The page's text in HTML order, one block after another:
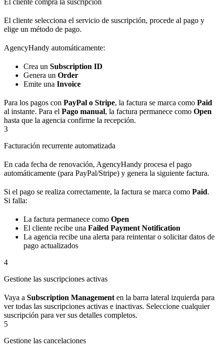
El cliente compra la suscripción
El cliente selecciona el servicio de suscripción, procede al pago y
elige un método de pago.
AgencyHandy automáticamente:
Crea un Subscription ID
Genera un Order
Emite una Invoice
Para los pagos con PayPal o Stripe, la factura se marca como Paid
al instante. Para el Pago manual, la factura permanece como Open
hasta que la agencia confirme la recepción.
3
Facturación recurrente automatizada
En cada fecha de renovación, AgencyHandy procesa el pago
automáticamente (para PayPal/Stripe) y genera la siguiente factura.
Si el pago se realiza correctamente, la factura se marca como Paid.
Si falla:
La factura permanece como Open
El cliente recibe una Failed Payment Notification
La agencia recibe una alerta para reintentar o solicitar datos de
pago actualizados
4
Gestione las suscripciones activas
Vaya a Subscription Management en la barra lateral izquierda para
ver todas las suscripciones activas e inactivas. Seleccione cualquier
suscripción para ver sus detalles completos.
5
Gestione las cancelaciones